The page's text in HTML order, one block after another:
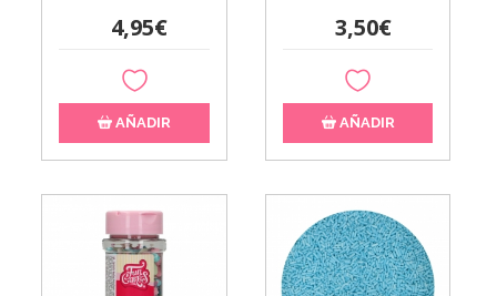
4,95€
AÑADIR
3,50€
AÑADIR